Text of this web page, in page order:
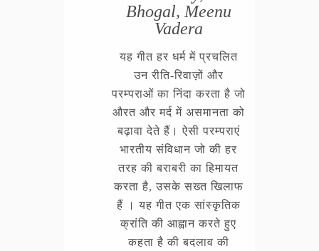
Bhogal, Meenu
Vadera
यह गीत हर धर्म में प्रचलित
उन रीति-रिवाज़ों और
परम्पराओं का निंदा करता है जो
औरत और मर्द में असमानता को
बढ़ावा देते हैं। ऐसी परम्पराएं
भारतीय संविधान जो की हर
तरह की बराबरी का हिमायत
करता है, उसके सख्त खिलाफ
हैं । यह गीत एक सांस्कृतिक
क्रांति की आह्वान करते हुए
कहता है की बदलाव की